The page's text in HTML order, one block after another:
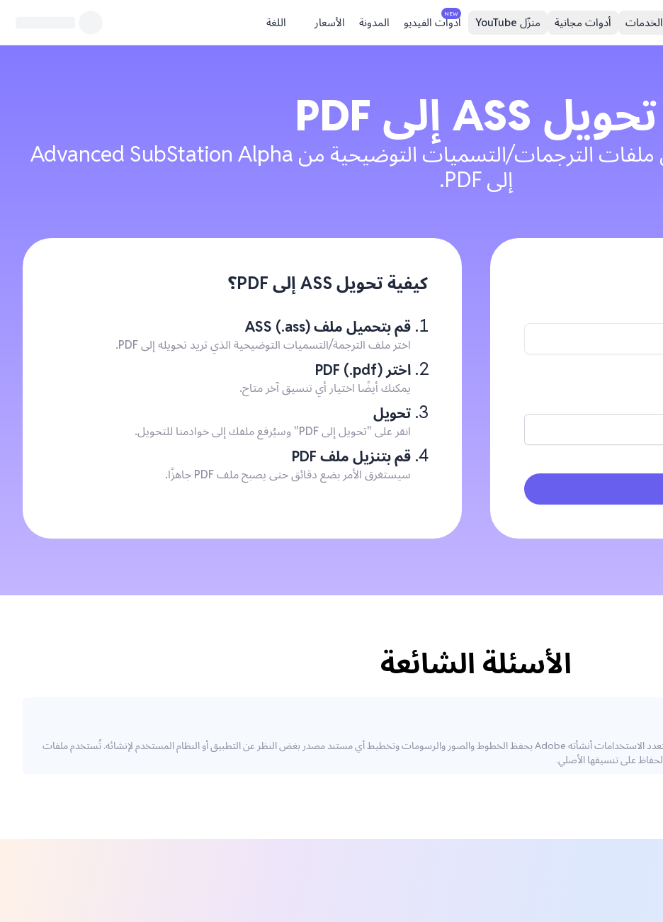
الخدمات أدوات مجانية منزّل YouTube
NEW
أدوات الفيديو المدونة الأسعار اللغة
تحويل ASS إلى PDF
أداة مجانية على الإنترنت لتحويل ملفات الترجمات/التسميات التوضيحية من Advanced SubStation Alpha
إلى PDF.
كيفية تحويل ASS إلى PDF؟
قم بتحميل ملف ASS (.ass)
اختر ملف الترجمة/التسميات التوضيحية الذي تريد تحويله إلى PDF.
اختر PDF (.pdf)
يمكنك أيضًا اختيار أي تنسيق آخر متاح.
تحويل
انقر على "تحويل إلى PDF" وسيُرفع ملفك إلى خوادمنا للتحويل.
قم بتنزيل ملف PDF
سيستغرق الأمر بضع دقائق حتى يصبح ملف PDF جاهزًا.
الأسئلة الشائعة
ملف PDF (Portable Document Format) هو تنسيق ملفات متعدد الاستخدامات أنشأته Adobe يحفظ الخطوط والصور والرسومات وتخطيط أي مستند مصدر بغض النظر عن التطبيق أو النظام المستخدم لإنشائه. تُستخدم ملفات